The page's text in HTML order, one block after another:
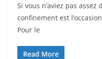
Si vous n’aviez pas
confinement est
Pour le
Read More